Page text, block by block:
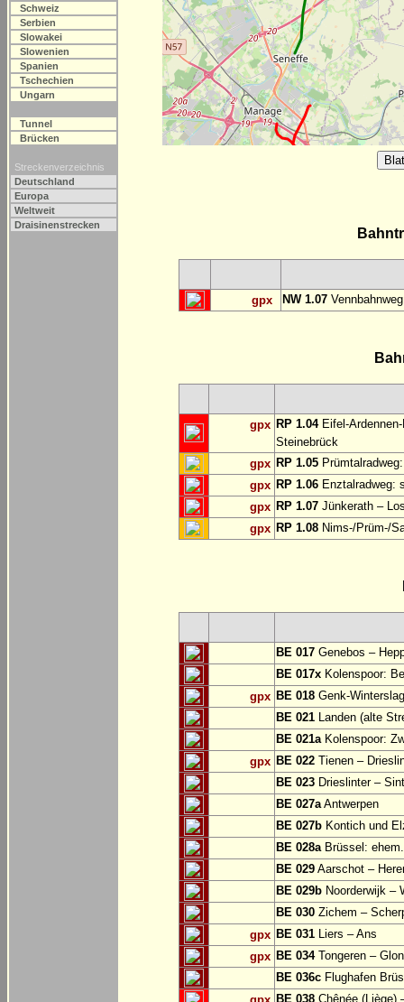
Schweiz
Serbien
Slowakei
Slowenien
Spanien
Tschechien
Ungarn
Tunnel
Brücken
Streckenverzeichnis
Deutschland
Europa
Weltweit
Draisinenstrecken
gpx NW 1.07
gpx RP 1.04Eifel-
Steinebrück
gpx RP 1.05
gpx RP 1.06 Enztalradweg:
gpx RP 1.07 Jünkerath –
gpx RP 1.08 Nims-/Prüm-/
BE 017 Genebos –
BE 017x Kolenspoor:
gpx BE 018 Genk-
BE 021 Landen (alte
BE 021aKolenspoor:
gpx BE 022 Tienen –
BE 023 Drieslinter –
BE 027aAntwerpen
BE 027b Kontich und
BE 028aBrüssel:
BE 029 Aarschot –
BE 029b Noorderwijk –
BE 030 Zichem –
gpx BE 031 Liers – Ans
gpx BE 034Tongeren –
BE 036c Flughafen
BE 038 Chênée (Liège)